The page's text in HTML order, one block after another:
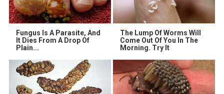
Fungus Is A Parasite, And
It Dies From A Drop Of
Plain...
The Lump Of Worms Will
Come Out Of You In The
Morning. Try It